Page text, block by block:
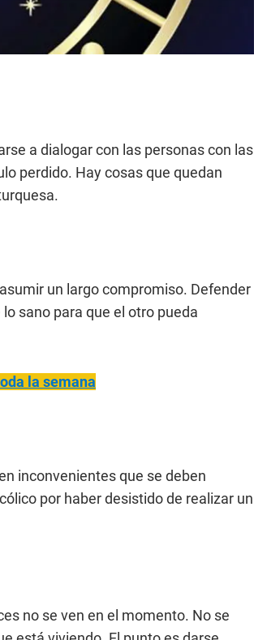
a dialogar con las personas con las
perdido. Hay cosas que quedan
un largo compromiso. Defender
sano para que el otro pueda
la semana
inconvenientes que se deben
por haber desistido de realizar un
no se ven en el momento. No se